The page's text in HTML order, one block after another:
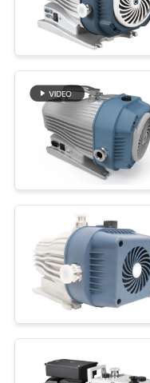
BAOSI
PLAN
SITE
POLITIQUE
Pompe
à vide